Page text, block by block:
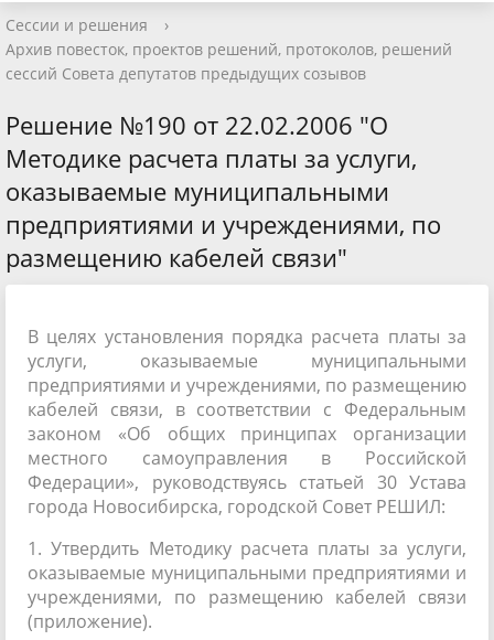
Сессии и решения
›
Архив повесток, проектов решений, протоколов, решений
сессий Совета депутатов предыдущих созывов
Решение №190 от 22.02.2006 "О
Методике расчета платы за услуги,
оказываемые муниципальными
предприятиями и учреждениями, по
размещению кабелей связи"
В целях установления порядка расчета платы за
услуги, оказываемые муниципальными
предприятиями и учреждениями, по размещению
кабелей связи, в соответствии с Федеральным
законом «Об общих принципах организации
местного самоуправления в Российской
Федерации», руководствуясь статьей 30 Устава
города Новосибирска, городской Совет РЕШИЛ:
1. Утвердить Методику расчета платы за услуги,
оказываемые муниципальными предприятиями и
учреждениями, по размещению кабелей связи
(приложение).